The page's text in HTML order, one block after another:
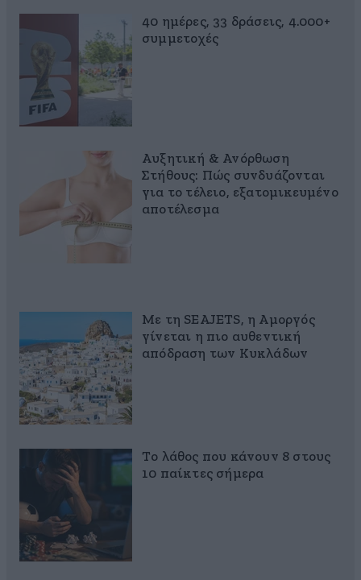
40 ημέρες, 33 δράσεις, 4.000+
συμμετοχές
Αυξητική & Ανόρθωση
Στήθους: Πώς συνδυάζονται
για το τέλειο, εξατομικευμένο
αποτέλεσμα
Με τη SEAJETS, η Αμοργός
γίνεται η πιο αυθεντική
απόδραση των Κυκλάδων
Το λάθος που κάνουν 8 στους
10 παίκτες σήμερα